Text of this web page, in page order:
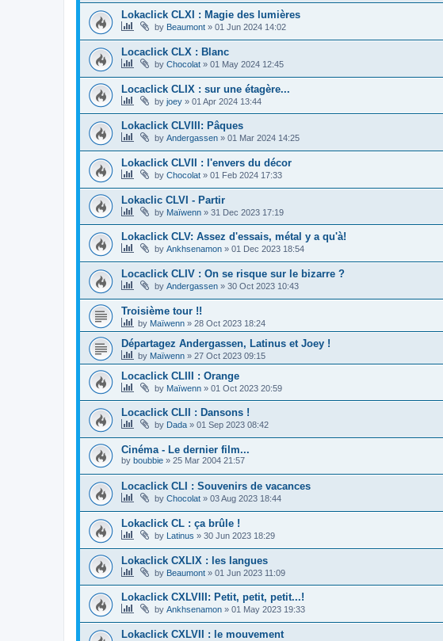
Lokaclick CLXI : Magie des lumières
by Beaumont » 01 Jun 2024 14:02
Locaclick CLX : Blanc
by Chocolat » 01 May 2024 12:45
Locaclick CLIX : sur une étagère...
by joey » 01 Apr 2024 13:44
Lokaclick CLVIII: Pâques
by Andergassen » 01 Mar 2024 14:25
Lokaclick CLVII : l'envers du décor
by Chocolat » 01 Feb 2024 17:33
Lokaclic CLVI - Partir
by Maïwenn » 31 Dec 2023 17:19
Lokaclick CLV: Assez d'essais, métal y a qu'à!
by Ankhsenamon » 01 Dec 2023 18:54
Locaclick CLIV : On se risque sur le bizarre ?
by Andergassen » 30 Oct 2023 10:43
Troisième tour !!
by Maïwenn » 28 Oct 2023 18:24
Départagez Andergassen, Latinus et Joey !
by Maïwenn » 27 Oct 2023 09:15
Locaclick CLIII : Orange
by Maïwenn » 01 Oct 2023 20:59
Locaclick CLII : Dansons !
by Dada » 01 Sep 2023 08:42
Cinéma - Le dernier film...
by boubbie » 25 Mar 2004 21:57
Locaclick CLI : Souvenirs de vacances
by Chocolat » 03 Aug 2023 18:44
Lokaclick CL : ça brûle !
by Latinus » 30 Jun 2023 18:29
Lokaclick CXLIX : les langues
by Beaumont » 01 Jun 2023 11:09
Lokaclick CXLVIII: Petit, petit, petit...!
by Ankhsenamon » 01 May 2023 19:33
Lokaclick CXLVII : le mouvement